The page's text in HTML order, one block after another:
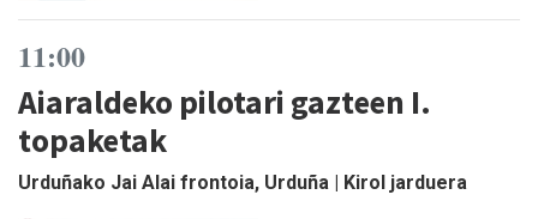
11:00
Aiaraldeko pilotari gazteen I.
topaketak
Urduñako Jai Alai frontoia, Urduña | Kirol jarduera